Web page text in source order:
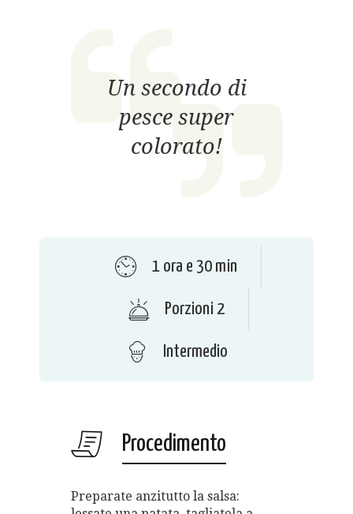
Un secondo di
pesce super
colorato!
1 ora e 30 min
Porzioni 2
Intermedio
Procedimento
Preparate anzitutto la salsa: